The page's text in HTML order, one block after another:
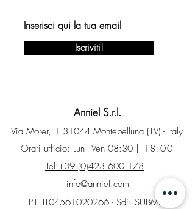
Anniel S.r.l.
Orari ufficio: Lun - Ven 08:30 | 18:00
Iscriviti!
Tel:+39 (0)423 600 178
info@anniel.com
Via Morer, 1 31044 Montebelluna (TV) - Italy
P.I. IT04561020266 - Sdi: SUBM70N